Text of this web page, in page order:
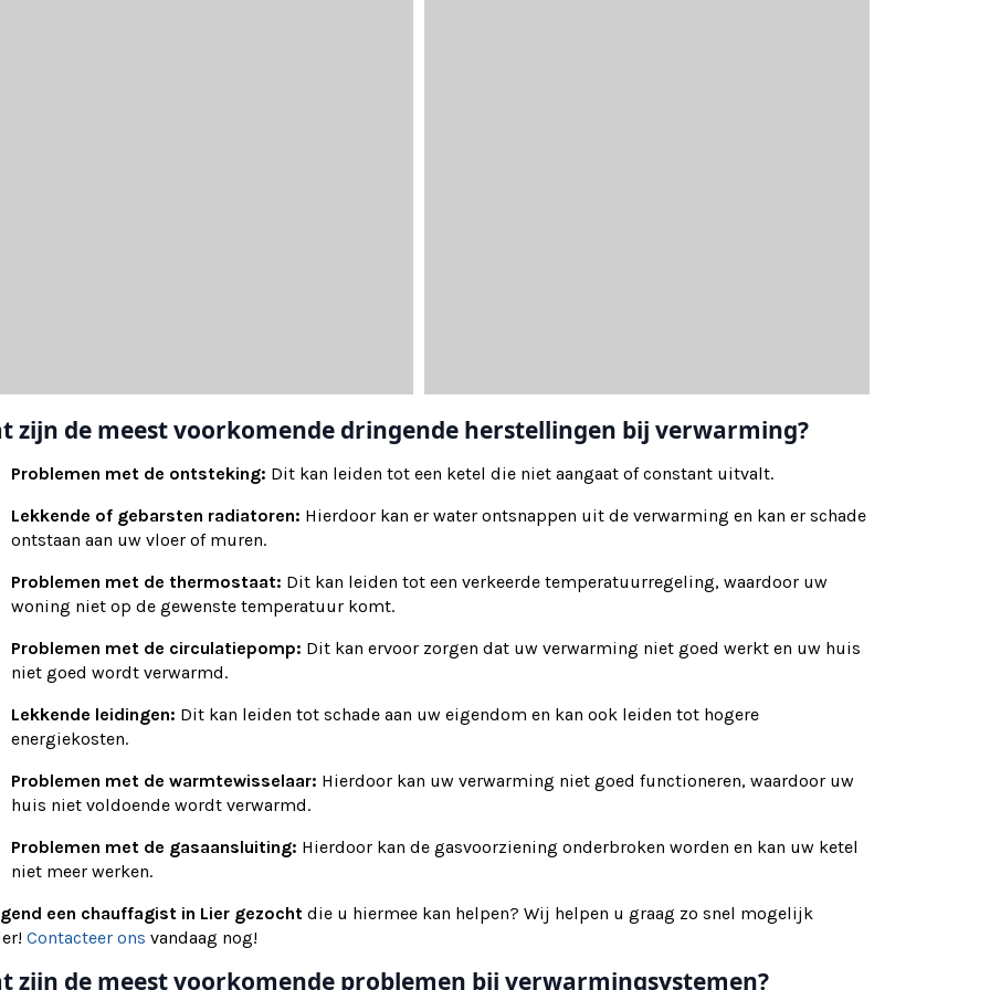
zijn de meest voorkomende dringende herstellingen bij verwarming?
Problemen met de ontsteking: Dit kan leiden tot een ketel die niet aangaat of constant uitvalt.
Lekkende of gebarsten radiatoren: Hierdoor kan er water ontsnappen uit de verwarming en kan er schade
ontstaan aan uw vloer of muren.
Problemen met de thermostaat: Dit kan leiden tot een verkeerde temperatuurregeling, waardoor uw
woning niet op de gewenste temperatuur komt.
Problemen met de circulatiepomp: Dit kan ervoor zorgen dat uw verwarming niet goed werkt en uw huis
niet goed wordt verwarmd.
Lekkende leidingen: Dit kan leiden tot schade aan uw eigendom en kan ook leiden tot hogere
energiekosten.
Problemen met de warmtewisselaar: Hierdoor kan uw verwarming niet goed functioneren, waardoor uw
huis niet voldoende wordt verwarmd.
Problemen met de gasaansluiting: Hierdoor kan de gasvoorziening onderbroken worden en kan uw ketel
niet meer werken.
een chauffagist in Lier gezocht die u hiermee kan helpen? Wij helpen u graag zo snel mogelijk
Contacteer ons vandaag nog!
zijn de meest voorkomende problemen bij verwarmingsystemen?